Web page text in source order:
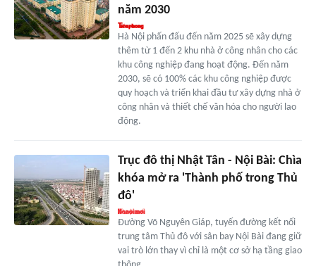
năm 2030
Hà Nội phấn đấu đến năm 2025 sẽ xây dựng
thêm từ 1 đến 2 khu nhà ở công nhân cho các
khu công nghiệp đang hoạt động. Đến năm
2030, sẽ có 100% các khu công nghiệp được
quy hoạch và triển khai đầu tư xây dựng nhà ở
công nhân và thiết chế văn hóa cho người lao
động.
Trục đô thị Nhật Tân - Nội Bài: Chìa
khóa mở ra 'Thành phố trong Thủ
đô'
Đường Võ Nguyên Giáp, tuyến đường kết nối
trung tâm Thủ đô với sân bay Nội Bài đang giữ
vai trò lớn thay vì chỉ là một cơ sở hạ tầng giao